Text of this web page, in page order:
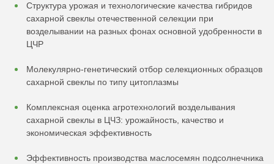
Структура урожая и технологические качества гибридов
сахарной свеклы отечественной селекции при
возделывании на разных фонах основной удобренности в
ЦЧР
Молекулярно-генетический отбор селекционных образцов
сахарной свеклы по типу цитоплазмы
Комплексная оценка агротехнологий возделывания
сахарной свеклы в ЦЧЗ: урожайность, качество и
экономическая эффективность
Эффективность производства маслосемян подсолнечника